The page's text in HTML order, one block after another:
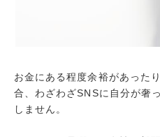
お金にある程度余裕があった
合、わざわざSNSに自分が奢
しません。